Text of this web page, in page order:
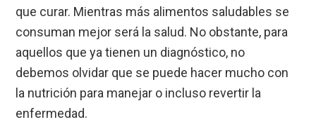
que curar. Mientras más alimentos saludables se
consuman mejor será la salud. No obstante, para
aquellos que ya tienen un diagnóstico, no
debemos olvidar que se puede hacer mucho con
la nutrición para manejar o incluso revertir la
enfermedad.